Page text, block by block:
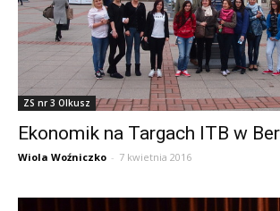
ZS nr 3 Olkusz
Ekonomik na Targach ITB w
Wiola Woźniczko - 7 kwietnia 2016